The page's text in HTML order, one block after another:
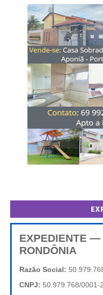
EXPEDIENTE
RONDÔNIA
Razão Social:
CNPJ: 50.979.768/0001-